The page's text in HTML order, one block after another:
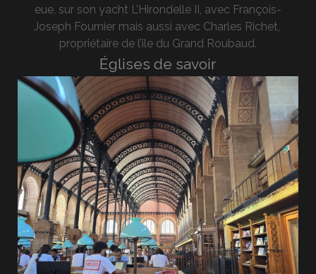
eue, sur son yacht L’Hirondelle II, avec François-
Joseph Fournier mais aussi avec Charles Richet,
propriétaire de l’île du Grand Roubaud.
Églises de savoir